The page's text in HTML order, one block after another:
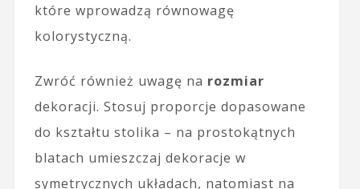
które wprowadzą równowagę
kolorystyczną.
Zwróć również uwagę na rozmiar
dekoracji. Stosuj proporcje dopasowane
do kształtu stolika – na prostokątnych
blatach umieszczaj dekoracje w
symetrycznych układach, natomiast na